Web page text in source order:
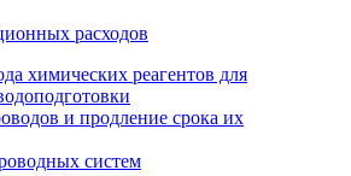
расходов
химических реагентов для
и продление срока их
систем